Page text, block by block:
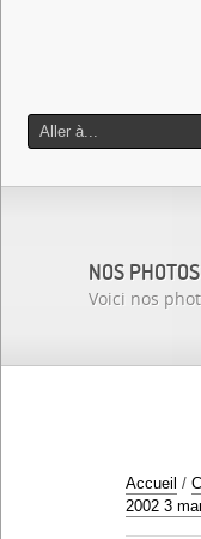
NOS PHOTOS
Voici nos
Accueil /
2002 3